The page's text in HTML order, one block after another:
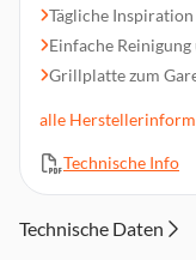
Tägliche
Einfache
Grillplatte zum
Kompatibilität:
alle
Technische Info
Technische Daten